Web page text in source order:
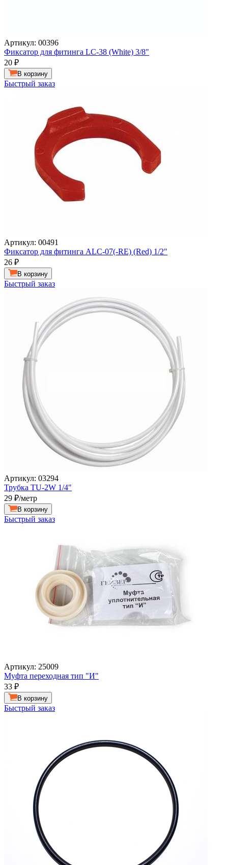
Артикул: 00396
Фиксатор для фитинга LC-38 (White) 3/8"
20 ₽
В корзину
Быстрый заказ
Артикул: 00491
Фиксатор для фитинга ALC-07(-RE) (Red) 1/2"
26 ₽
В корзину
Быстрый заказ
Артикул: 03294
Трубка TU-2W 1/4"
29 ₽/метр
В корзину
Быстрый заказ
Артикул: 25009
Муфта переходная тип "И"
33 ₽
В корзину
Быстрый заказ